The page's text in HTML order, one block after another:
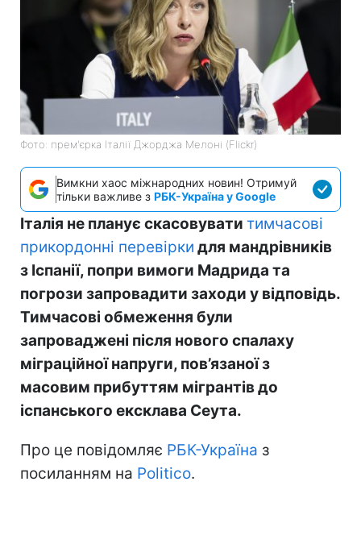
Фото: прем'єрка Італії Джорджа Мелоні (Flickr)
Вимкни хаос міжнародних новин! Отримуй
тільки важливе з РБК-Україна у Google
Італія не планує скасовувати тимчасові
прикордонні перевірки для мандрівників
з Іспанії, попри вимоги Мадрида та
погрози запровадити заходи у відповідь.
Тимчасові обмеження були
запроваджені після нового спалаху
міграційної напруги, пов’язаної з
масовим прибуттям мігрантів до
іспанського ексклава Сеута.
Про це повідомляє РБК-Україна з
посиланням на Politico.